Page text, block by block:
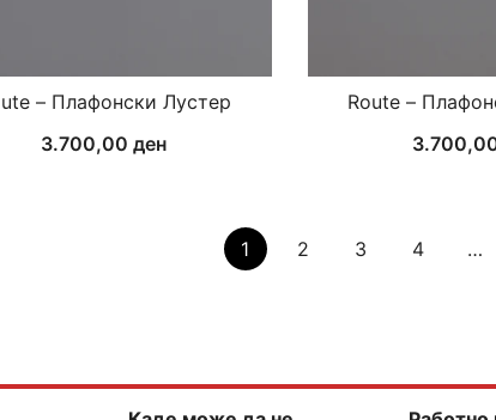
– Плафонски Лустер
3.700,00ден
Route –
1 2 3 4 …